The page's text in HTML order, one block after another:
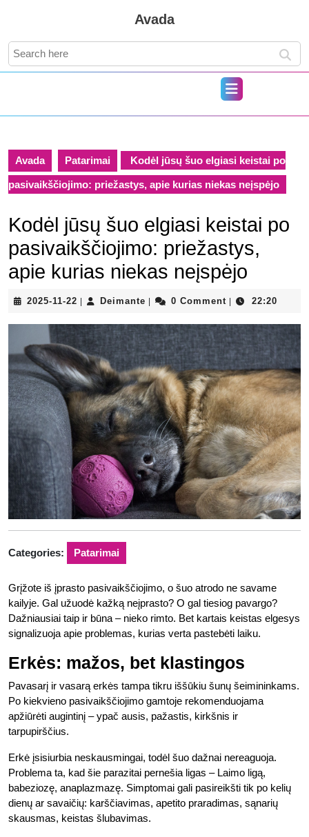
Avada
Search
for:
Open
Button
Avada Patarimai Kodėl jūsų šuo elgiasi keistai po
pasivaikščiojimo: priežastys, apie kurias niekas neįspėjo
Kodėl jūsų šuo elgiasi keistai po
pasivaikščiojimo: priežastys,
apie kurias niekas neįspėjo
2025-11-22 2025-
22
Deimante Deimante0 Comment 22:20
Categories: Patarimai
Grįžote iš įprasto pasivaikščiojimo, o šuo atrodo ne savame
kailyje. Gal užuodė kažką neįprasto? O gal tiesiog pavargo?
Dažniausiai taip ir būna – nieko rimto. Bet kartais keistas elgesys
signalizuoja apie problemas, kurias verta pastebėti laiku.
Erkės: mažos, bet klastingos
Pavasarį ir vasarą erkės tampa tikru iššūkiu šunų šeimininkams.
Po kiekvieno pasivaikščiojimo gamtoje rekomenduojama
apžiūrėti augintinį – ypač ausis, pažastis, kirkšnis ir
tarpupirščius.
Erkė įsisiurbia neskausmingai, todėl šuo dažnai nereaguoja.
Problema ta, kad šie parazitai pernešia ligas – Laimo ligą,
babeziozę, anaplazmazę. Simptomai gali pasireikšti tik po kelių
dienų ar savaičių: karščiavimas, apetito praradimas, sąnarių
skausmas, keistas šlubavimas.